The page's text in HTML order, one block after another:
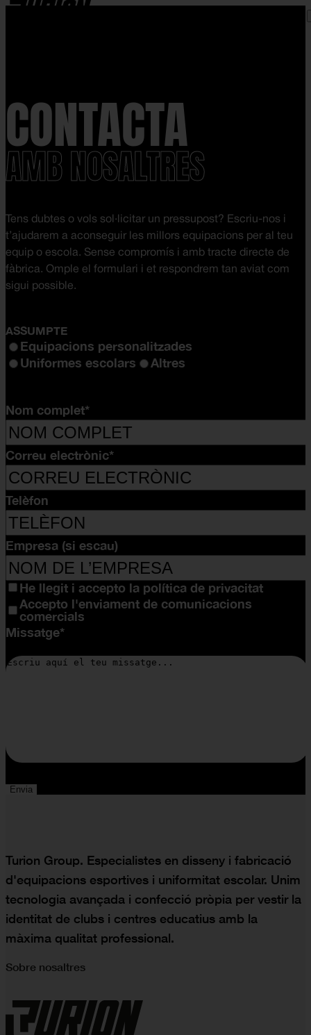
CONTACTA
AMB NOSALTRES
Tens dubtes o vols sol·licitar un pressupost? Escriu-nos i
t’ajudarem a aconseguir les millors equipacions per al teu
equip o escola. Sense compromís i amb tracte directe de
fàbrica. Omple el formulari i et respondrem tan aviat com
sigui possible.
ASSUMPTE
Equipacions personalitzades
Uniformes escolars
Altres
Nom complet*
Correu electrònic*
Telèfon
Empresa (si escau)
He llegit i accepto la política de privacitat
Accepto l'enviament de comunicacions
comercials
Missatge*
Turion Group. Especialistes en disseny i fabricació
d'equipacions esportives i uniformitat escolar. Unim
tecnologia avançada i confecció pròpia per vestir la
identitat de clubs i centres educatius amb la
màxima qualitat professional.
Sobre nosaltres